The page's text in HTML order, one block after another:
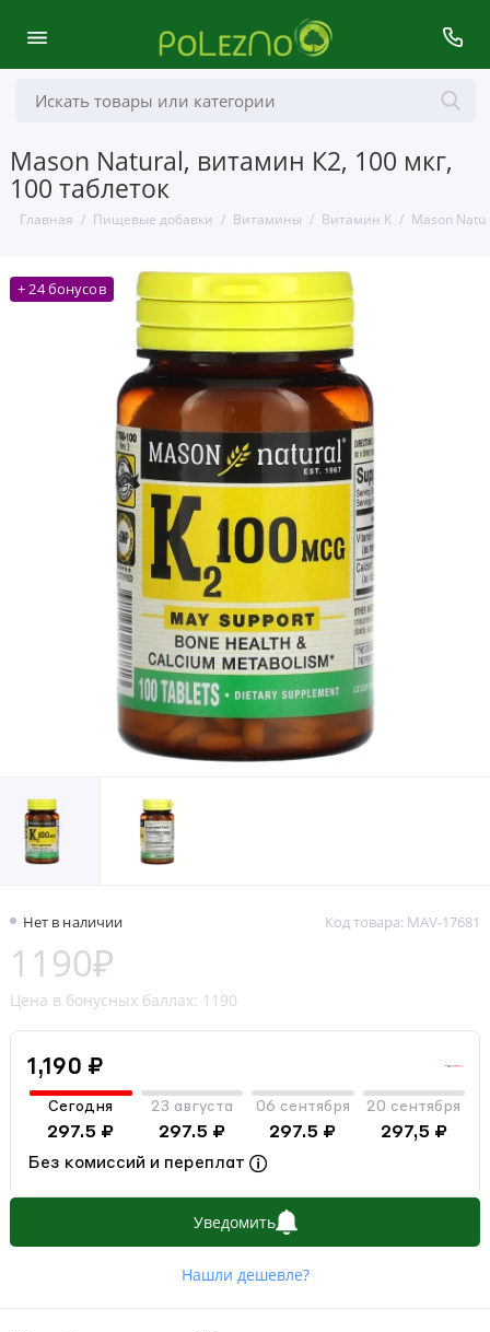
Mason Natural, витамин К2, 100 мкг,
100 таблеток
Главная Пищевые добавки Витамины Витамин К Mason
+ 24 бонусов
Нет в наличии Код товара: MAV-17681
1190₽
Цена в бонусных баллах: 1190
1,190 ₽
Сегодня
297.5 ₽
23 августа
297.5 ₽
06 сентября
297.5 ₽
20 сентября
297,5 ₽
Без комиссий и переплат
Уведомить
Нашли дешевле?